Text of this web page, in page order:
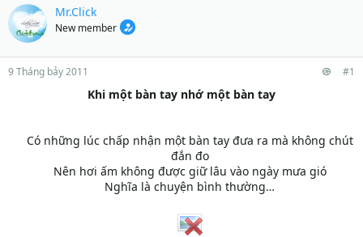
Mr.Click
New member
9 Tháng bảy 2011 #1
Khi một bàn tay nhớ một bàn tay
Có những lúc chấp nhận một bàn tay đưa ra mà không chút
đắn đo
Nên hơi ấm không được giữ lâu vào ngày mưa gió
Nghĩa là chuyện bình thường…